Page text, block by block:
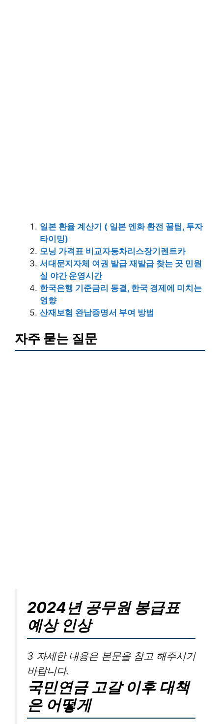
일본 환율 계산기 ( 일본 엔화 환전 꿀팁, 투자
타이밍)
모닝 가격표 비교자동차리스장기렌트카
서대문지자체 여권 발급 재발급 찾는 곳 민원
실 야간 운영시간
한국은행 기준금리 동결, 한국 경제에 미치는
영향
산재보험 완납증명서 부여 방법
자주 묻는 질문
2024년 공무원 봉급표
예상 인상
3 자세한 내용은 본문을 참고 해주시기
바랍니다.
국민연금 고갈 이후 대책
은 어떻게